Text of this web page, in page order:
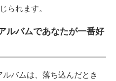
られます。
ルバムであなたが一番好
バムは、落ち込んだとき